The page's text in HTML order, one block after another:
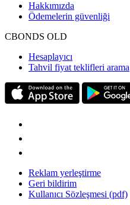
Hakkımızda
Ödemelerin güvenliği
CBONDS OLD
Hesaplayıcı
Tahvil fiyat teklifleri arama
Reklam yerleştirme
Geri bildirim
Kullanıcı Sözleşmesi (pdf)